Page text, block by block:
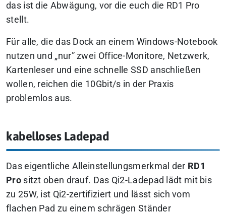
das ist die Abwägung, vor die euch die RD1 Pro
stellt.
Für alle, die das Dock an einem Windows-Notebook
nutzen und „nur” zwei Office-Monitore, Netzwerk,
Kartenleser und eine schnelle SSD anschließen
wollen, reichen die 10Gbit/s in der Praxis
problemlos aus.
kabelloses Ladepad
Das eigentliche Alleinstellungsmerkmal der RD1
Prositzt oben drauf. Das Qi2-Ladepad lädt mit bis
zu 25W, ist Qi2-zertifiziert und lässt sich vom
flachen Pad zu einem schrägen Ständer